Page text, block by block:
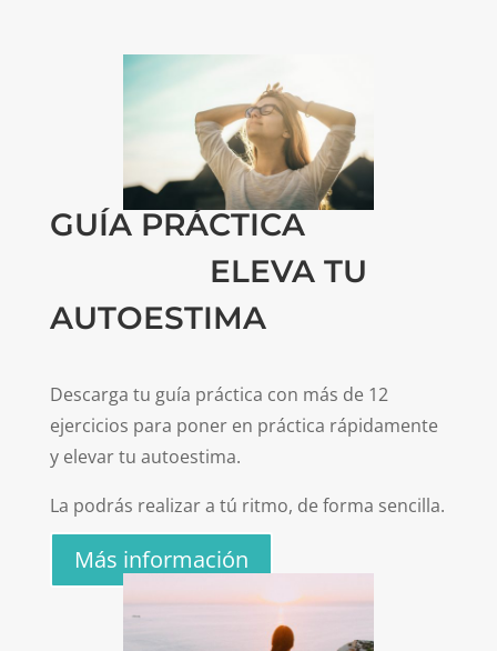
GUÍA PRÁCTICA
ELEVA TU
AUTOESTIMA
Descarga tu guía práctica con más de 12
ejercicios para poner en práctica rápidamente
y elevar tu autoestima.
La podrás realizar a tú ritmo, de forma sencilla.
Más información